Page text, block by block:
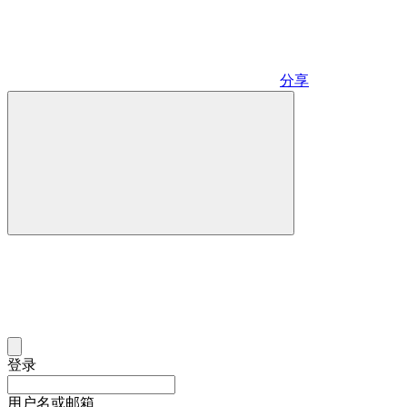
分享
登录
用户名或邮箱